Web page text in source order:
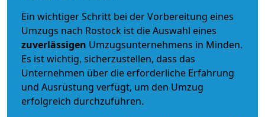
Ein wichtiger Schritt bei der Vorbereitung eines
Umzugs nach Rostock ist die Auswahl eines
zuverlässigen Umzugsunternehmens in Minden.
Es ist wichtig, sicherzustellen, dass das
Unternehmen über die erforderliche Erfahrung
und Ausrüstung verfügt, um den Umzug
erfolgreich durchzuführen.